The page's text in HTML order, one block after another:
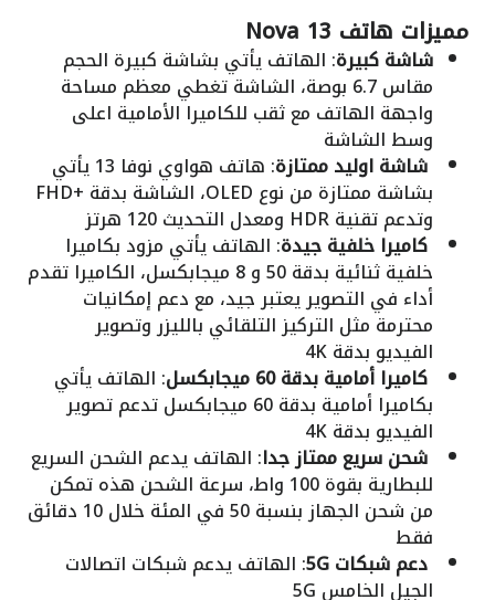
مميزات هاتف Nova 13
شاشة كبيرة: الهاتف يأتي بشاشة كبيرة الحجم
مقاس 6.7 بوصة، الشاشة تغطي معظم مساحة
واجهة الهاتف مع ثقب للكاميرا الأمامية اعلى
وسط الشاشة
شاشة اوليد ممتازة : هاتف هواوي نوفا 13 يأتي
بشاشة ممتازة من نوع OLED، الشاشة بدقة +FHD
وتدعم تقنية HDR ومعدل التحديث 120 هرتز
كاميرا خلفية جيدة: الهاتف يأتي مزود بكاميرا
خلفية ثنائية بدقة 50 و 8 ميجابكسل، الكاميرا تقدم
أداء في التصوير يعتبر جيد، مع دعم إمكانيات
محترمة مثل التركيز التلقائي بالليزر وتصوير
الفيديو بدقة 4K
كاميرا أمامية بدقة 60 ميجابكسل : الهاتف يأتي
بكاميرا أمامية بدقة 60 ميجابكسل تدعم تصوير
الفيديو بدقة 4K
شحن سريع ممتاز جدا: الهاتف يدعم الشحن السريع
للبطارية بقوة 100 واط، سرعة الشحن هذه تمكن
من شحن الجهاز بنسبة 50 في المئة خلال 10 دقائق
فقط
دعم شبكات 5G : الهاتف يدعم شبكات اتصالات
الجيل الخامس 5G